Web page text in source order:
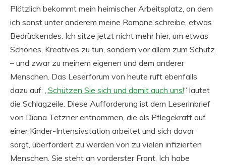
Plötzlich bekommt mein heimischer Arbeitsplatz, an dem
ich sonst unter anderem meine Romane schreibe, etwas
Bedrückendes. Ich sitze jetzt nicht mehr hier, um etwas
Schönes, Kreatives zu tun, sondern vor allem zum Schutz
– und zwar zu meinem eigenen und dem anderer
Menschen. Das Leserforum von heute ruft ebenfalls
dazu auf: „Schützen Sie sich und damit auch uns!“ lautet
die Schlagzeile. Diese Aufforderung ist dem Leserinbrief
von Diana Tetzner entnommen, die als Pflegekraft auf
einer Kinder-Intensivstation arbeitet und sich davor
sorgt, überfordert zu werden von zu vielen infizierten
Menschen. Sie steht an vorderster Front. Ich habe